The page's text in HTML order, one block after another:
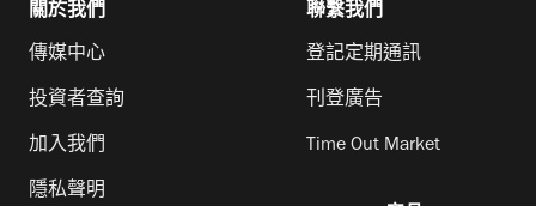
關於我們
傳媒中心
投資者查詢
加入我們
隱私聲明
聯繫我們
登記定期通訊
刊登廣告
Time Out Market